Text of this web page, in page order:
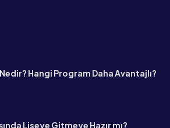
Hangi Program Daha Avantajlı?
Liseye Gitmeye Hazır mı?